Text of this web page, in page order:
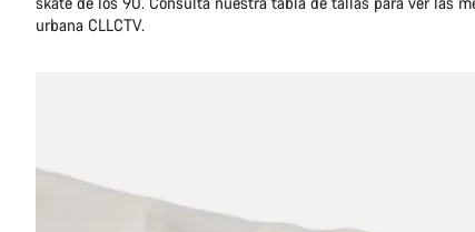
urbana CLLCTV.